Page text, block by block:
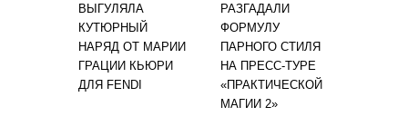
ВЫГУЛЯЛА
КУТЮРНЫЙ
НАРЯД ОТ МАРИИ
ГРАЦИИ КЬЮРИ
ДЛЯ FENDI
РАЗГАДАЛИ
ФОРМУЛУ
ПАРНОГО СТИЛЯ
НА ПРЕСС-ТУРЕ
«ПРАКТИЧЕСКОЙ
МАГИИ 2»